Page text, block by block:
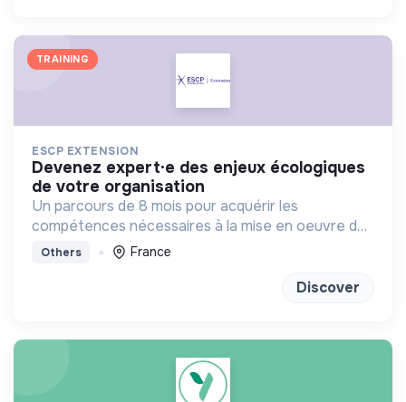
TRAINING
ESCP EXTENSION
devenez expert·e des enjeux écologiques
de votre organisation
Un parcours de 8 mois pour acquérir les
compétences nécessaires à la mise en oeuvre de
la transition écologique et environnementale au
Others France
Discover